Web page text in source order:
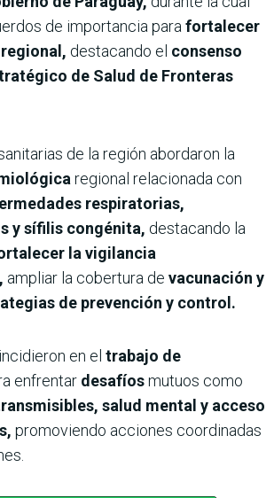
de importancia para fortalecer
destacando el consenso
de Salud de Fronteras
de la región abordaron la
regional relacionada con
respiratorias,
y sífilis congénita, destacando la
la vigilancia
ampliar la cobertura de vacunación y
de prevención y control.
en el trabajo de
enfrentar desafíosmutuos como
salud mental y acceso
promoviendo acciones coordinadas